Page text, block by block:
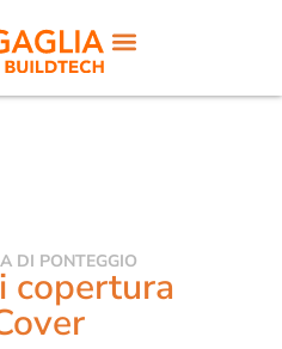
DI PONTEGGIO
copertura